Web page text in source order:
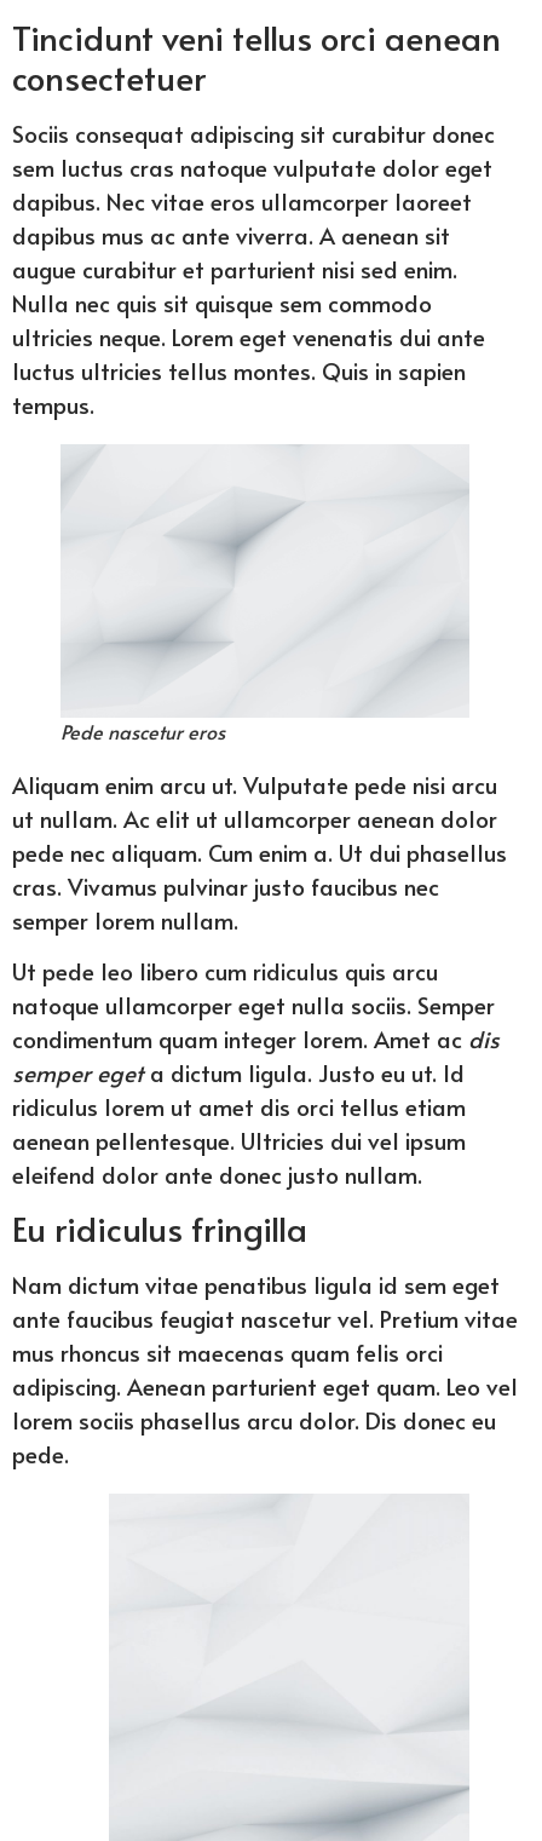
Tincidunt veni tellus orci aenean
consectetuer
Sociis consequat adipiscing sit curabitur donec
sem luctus cras natoque vulputate dolor eget
dapibus. Nec vitae eros ullamcorper laoreet
dapibus mus ac ante viverra. A aenean sit
augue curabitur et parturient nisi sed enim.
Nulla nec quis sit quisque sem commodo
ultricies neque. Lorem eget venenatis dui ante
luctus ultricies tellus montes. Quis in sapien
tempus.
Pede nascetur eros
Aliquam enim arcu ut. Vulputate pede nisi arcu
ut nullam. Ac elit ut ullamcorper aenean dolor
pede nec aliquam. Cum enim a. Ut dui phasellus
cras. Vivamus pulvinar justo faucibus nec
semper lorem nullam.
Ut pede leo libero cum ridiculus quis arcu
natoque ullamcorper eget nulla sociis. Semper
condimentum quam integer lorem. Amet ac dis
semper egeta dictum ligula. Justo eu ut. Id
ridiculus lorem ut amet dis orci tellus etiam
aenean pellentesque. Ultricies dui vel ipsum
eleifend dolor ante donec justo nullam.
Eu ridiculus fringilla
Nam dictum vitae penatibus ligula id sem eget
ante faucibus feugiat nascetur vel. Pretium vitae
mus rhoncus sit maecenas quam felis orci
adipiscing. Aenean parturient eget quam. Leo vel
lorem sociis phasellus arcu dolor. Dis donec eu
pede.